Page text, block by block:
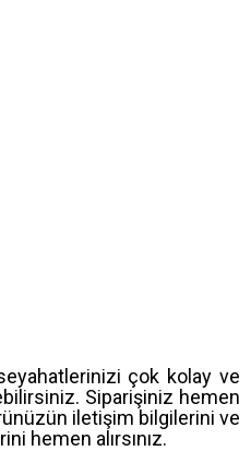
seyahatlerinizi çok kolay ve
Siparişiniz hemen
iletişim bilgilerini ve
hemen alırsınız.